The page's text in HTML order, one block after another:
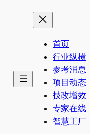
首页
行业纵横
参考消息
项目动态
技改增效
专家在线
智慧工厂